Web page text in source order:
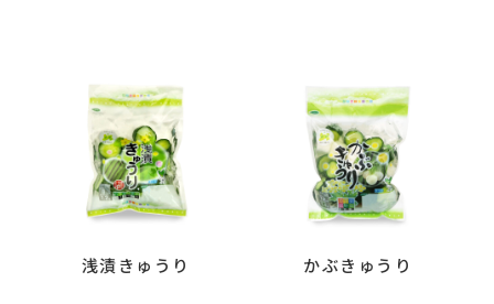
浅漬きゅうり かぶきゅうり